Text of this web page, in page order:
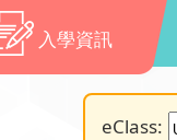
入學資訊
eClass: